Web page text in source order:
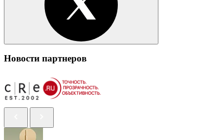
Новости партнеров